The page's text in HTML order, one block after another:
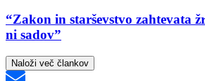
“Zakon in starševstvo zahtevata
ni sadov”
Naloži več člankov